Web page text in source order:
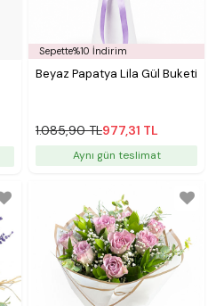
Sepette%10 İndirim
Beyaz Papatya Lila Gül Buketi
1.085,90 TL977,31 TL
Aynı gün teslimat